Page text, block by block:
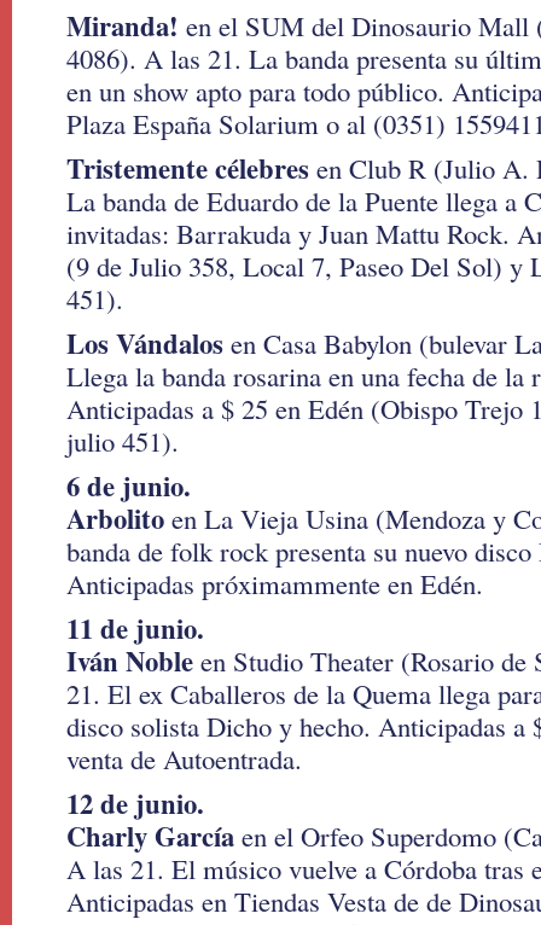
Miranda! en el SUM del Dinosaurio Mall
4086). A las 21. La banda presenta su
en un show apto para todo público.
Plaza España Solarium o al (0351)
Tristemente célebres en Club R (Julio A.
La banda de Eduardo de la Puente llega a
invitadas: Barrakuda y Juan Mattu Rock.
(9 de Julio 358, Local 7, Paseo Del Sol) y
451).
Los Vándalos en Casa Babylon (bulevar
Llega la banda rosarina en una fecha de la
Anticipadas a $ 25 en Edén (Obispo Trejo
julio 451).
6 de junio.
Arbolito en La Vieja Usina (Mendoza y
banda de folk rock presenta su nuevo
Anticipadas próximammente en Edén.
11 de junio.
Iván Noble en Studio Theater (Rosario de
21. El ex Caballeros de la Quema llega
disco solista Dicho y hecho. Anticipadas a
venta de Autoentrada.
12 de junio.
Charly García en el Orfeo Superdomo
A las 21. El músico vuelve a Córdoba tras
Anticipadas en Tiendas Vesta de de